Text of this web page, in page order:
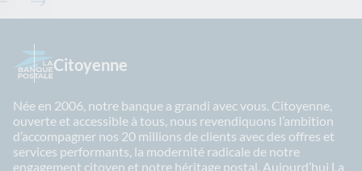
Contenu précédent - Articles associés
Contenu suivant - Articles associés
Citoyenne
Née en 2006, notre banque a grandi avec vous. Citoyenne,
ouverte et accessible à tous, nous revendiquons l’ambition
d’accompagner nos 20 millions de clients avec des offres et
services performants, la modernité radicale de notre
engagement citoyen et notre héritage postal. Aujourd’hui La